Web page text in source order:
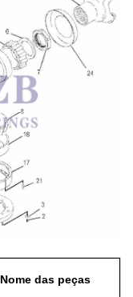
Nome das peças